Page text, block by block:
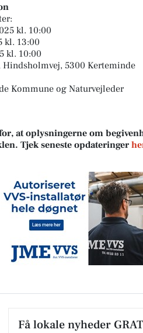
kl. 10:00
kl. 13:00
kl. 10:00
Hindsholmvej, 5300 Kerteminde
Kommune og Naturvejleder
at oplysningerne om
Tjek seneste opdateringer
Få lokale nyheder